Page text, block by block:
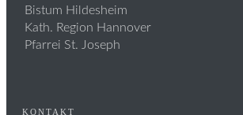
Bistum Hildesheim
Kath. Region Hannover
Pfarrei St. Joseph
KONTAKT